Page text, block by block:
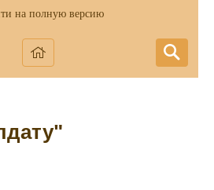
на полную версию